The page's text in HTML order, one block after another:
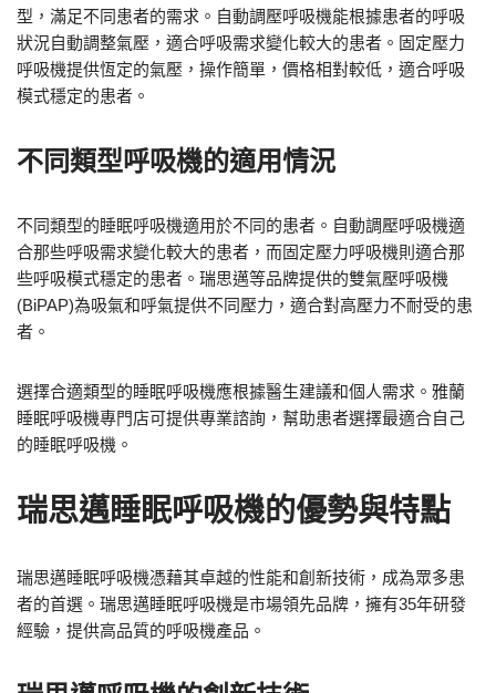
型，滿足不同患者的需求。自動調壓呼吸機能根據患者的呼吸
狀況自動調整氣壓，適合呼吸需求變化較大的患者。固定壓力
呼吸機提供恆定的氣壓，操作簡單，價格相對較低，適合呼吸
模式穩定的患者。
不同類型呼吸機的適用情況
不同類型的睡眠呼吸機適用於不同的患者。自動調壓呼吸機適
合那些呼吸需求變化較大的患者，而固定壓力呼吸機則適合那
些呼吸模式穩定的患者。瑞思邁等品牌提供的雙氣壓呼吸機
(BiPAP)為吸氣和呼氣提供不同壓力，適合對高壓力不耐受的患
者。
選擇合適類型的睡眠呼吸機應根據醫生建議和個人需求。雅蘭
睡眠呼吸機專門店可提供專業諮詢，幫助患者選擇最適合自己
的睡眠呼吸機。
瑞思邁睡眠呼吸機的優勢與特點
瑞思邁睡眠呼吸機憑藉其卓越的性能和創新技術，成為眾多患
者的首選。瑞思邁睡眠呼吸機是市場領先品牌，擁有35年研發
經驗，提供高品質的呼吸機產品。